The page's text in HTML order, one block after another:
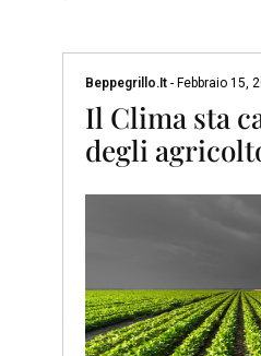
Beppegrillo.it - Febbraio 15,
Il Clima sta
degli